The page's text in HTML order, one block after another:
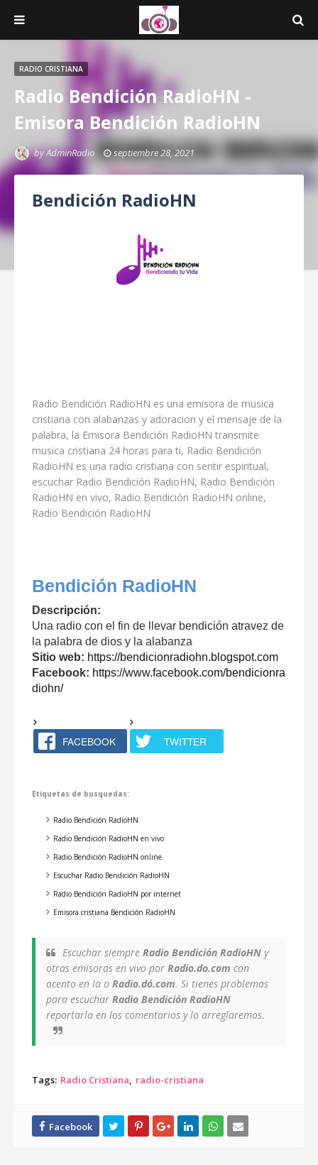
RADIO CRISTIANA
Radio Bendición RadioHN -
Emisora Bendición RadioHN
byAdminRadio septiembre 28, 2021
Bendición RadioHN
Radio Bendición RadioHN es una emisora de musica
cristiana con alabanzas y adoracion y el mensaje de la
palabra, la Emisora Bendición RadioHN transmite
musica cristiana 24 horas para ti, Radio Bendición
RadioHN es una radio cristiana con sentir espiritual,
escuchar Radio Bendición RadioHN, Radio Bendición
RadioHN en vivo, Radio Bendición RadioHN online,
Radio Bendición RadioHN
Bendición RadioHN
Descripción:
Una radio con el fin de llevar bendición atravez de
la palabra de dios y la alabanza
Sitio web: https://bendicionradiohn.blogspot.com
Facebook: https://www.facebook.com/bendicionra
diohn/
FACEBOOK TWITTER
Etiquetas de busquedas:
Radio Bendición RadioHN
Radio Bendición RadioHN en vivo
Radio Bendición RadioHN online
Escuchar Radio Bendición RadioHN
Radio Bendición RadioHN por internet
Emisora cristiana Bendición RadioHN
Escuchar siempre Radio Bendición RadioHN y
otras emisoras en vivo por Radio.do.com con
acento en la o Radio.dó.com. Si tienes problemas
para escuchar Radio Bendición RadioHN
reportarla en los comentarios y lo arreglaremos.
Tags: Radio Cristiana radio-cristiana